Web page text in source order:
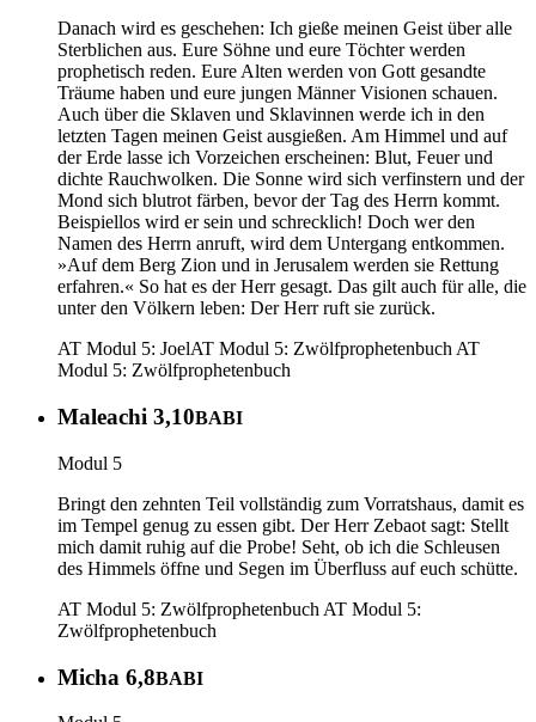
Danach wird es geschehen: Ich gieße meinen Geist über alle
Sterblichen aus. Eure Söhne und eure Töchter werden
prophetisch reden. Eure Alten werden von Gott gesandte
Träume haben und eure jungen Männer Visionen schauen.
Auch über die Sklaven und Sklavinnen werde ich in den
letzten Tagen meinen Geist ausgießen. Am Himmel und auf
der Erde lasse ich Vorzeichen erscheinen: Blut, Feuer und
dichte Rauchwolken. Die Sonne wird sich verfinstern und der
Mond sich blutrot färben, bevor der Tag des Herrn kommt.
Beispiellos wird er sein und schrecklich! Doch wer den
Namen des Herrn anruft, wird dem Untergang entkommen.
»Auf dem Berg Zion und in Jerusalem werden sie Rettung
erfahren.« So hat es der Herr gesagt. Das gilt auch für alle, die
unter den Völkern leben: Der Herr ruft sie zurück.
AT Modul 5: JoelAT Modul 5: Zwölfprophetenbuch AT
Modul 5: Zwölfprophetenbuch
Maleachi 3,10BABI
Modul 5
Bringt den zehnten Teil vollständig zum Vorratshaus, damit es
im Tempel genug zu essen gibt. Der Herr Zebaot sagt: Stellt
mich damit ruhig auf die Probe! Seht, ob ich die Schleusen
des Himmels öffne und Segen im Überfluss auf euch schütte.
AT Modul 5: Zwölfprophetenbuch AT Modul 5:
Zwölfprophetenbuch
Micha 6,8BABI